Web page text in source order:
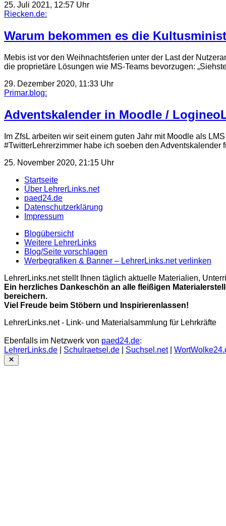
25. Juli 2021, 12:57 Uhr
Riecken.de:
Warum bekommen es die
Mebis ist vor den Weihnachtsferien unter der Last der
die proprietäre Lösungen wie MS-Teams bevorzugen:
29. Dezember 2020, 11:33 Uhr
Primar.blog:
Adventskalender in Moodle /
Im ZfsL arbeiten wir seit einem guten Jahr mit Moodle als
#TwitterLehrerzimmer habe ich soeben den
25. November 2020, 21:15 Uhr
Startseite
Über LehrerLinks.net
paed24.de
Datenschutzerklärung
Impressum
Blogübersicht
Weitere LehrerLinks
Blog/Seite vorschlagen
Werbegrafiken & Banner – LehrerLinks.net verlinken
LehrerLinks.net stellt Ihnen täglich aktuelle Materialien,
Ein herzliches Dankeschön an alle fleißigen
bereichern.
Viel Freude beim Stöbern und Inspirierenlassen!
LehrerLinks.net - Link- und Materialsammlung für Lehrkräfte
Ebenfalls im Netzwerk von paed24.de:
LehrerLinks.de
Schulraetsel.de Suchsel.net|
Close